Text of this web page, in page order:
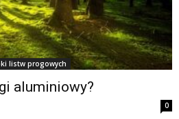
listw progowych
aluminiowy?
0